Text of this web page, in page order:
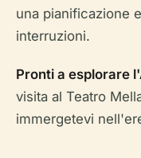
una pianificazione
interruzioni.
Pronti a esplorare
visita al Teatro
immergetevi